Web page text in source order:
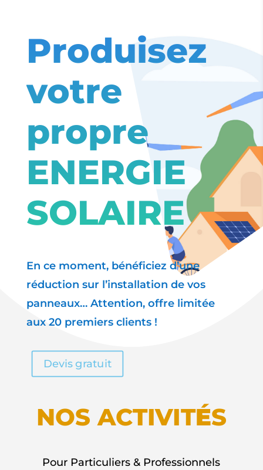
Produisez
votre
propre
ENERGIE
SOLAIRE
En ce moment, bénéficiez d’une
réduction sur l’installation de vos
panneaux… Attention, offre limitée
aux 20 premiers clients !
Devis gratuit
NOS ACTIVITÉS
Pour Particuliers & Professionnels